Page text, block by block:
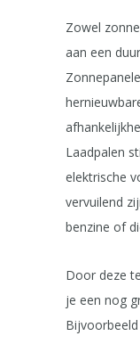
Zowel
aan een
Laadpalen
elektrische
vervuilend
benzine of
Door deze
je een nog